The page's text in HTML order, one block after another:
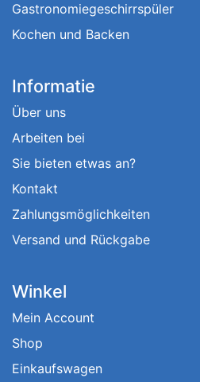
Gastronomiegeschirrspüler
Kochen und Backen
Informatie
Über uns
Arbeiten bei
Sie bieten etwas an?
Kontakt
Zahlungsmöglichkeiten
Versand und Rückgabe
Winkel
Mein Account
Shop
Einkaufswagen